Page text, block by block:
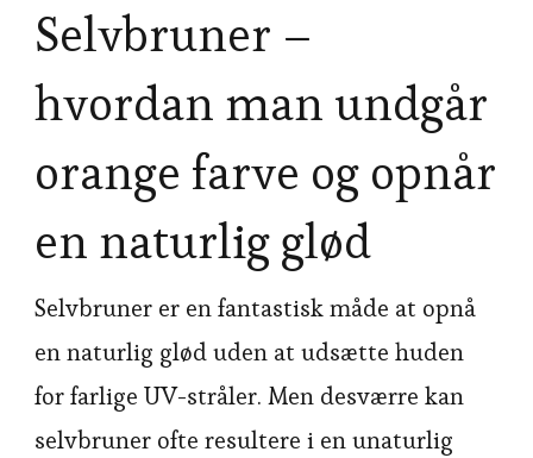
Selvbruner –
hvordan man undgår
orange farve og opnår
en naturlig glød
Selvbruner er en fantastisk måde at opnå
en naturlig glød uden at udsætte huden
for farlige UV-stråler. Men desværre kan
selvbruner ofte resultere i en unaturlig